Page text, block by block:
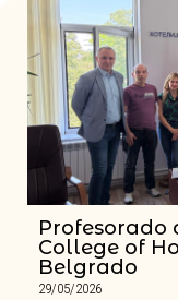
Profesorado
College of
Belgrado
29/05/2026